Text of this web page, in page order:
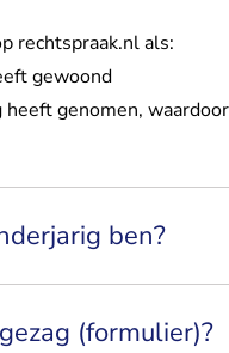
rechtspraak.nl als:
gewoond
genomen,
ben?
(formulier)?